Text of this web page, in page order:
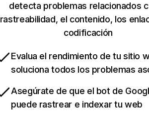
detecta problemas relacionados
rastreabilidad, el contenido, los
codificación
Evalua el rendimiento de tu sitio
soluciona todos los problemas
Asegúrate de que el bot de
puede rastrear e indexar tu web